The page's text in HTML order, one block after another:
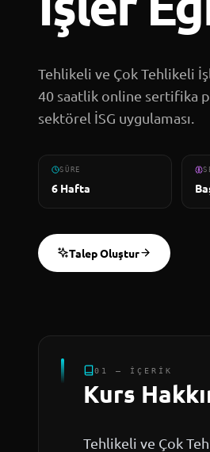
Tehlikeli ve Çok Tehlikeli
40 saatlik online sertifika
sektörel İSG uygulaması.
SÜRE
6 Hafta
Talep Oluştur
01 — İÇERIK
Kurs
Tehlikeli ve Çok